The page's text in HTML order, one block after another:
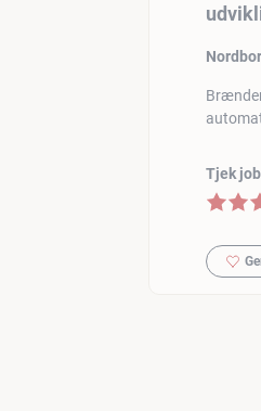
Tjek
5 af 5